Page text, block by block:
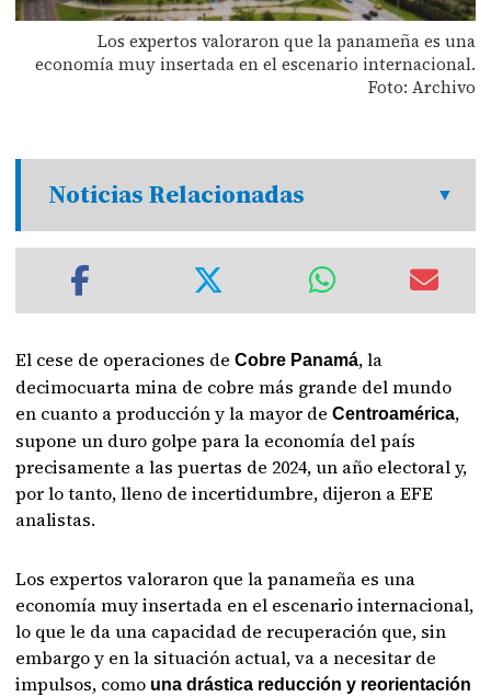
Los expertos valoraron que la panameña es una
economía muy insertada en el escenario internacional.
Foto: Archivo
Noticias Relacionadas
El cese de operaciones deCobre Panamá, la
decimocuarta mina de cobre más grande del mundo
en cuanto a producción y la mayor deCentroamérica,
supone un duro golpe para la economía del país
precisamente a las puertas de 2024, un año electoral y,
por lo tanto, lleno de incertidumbre, dijeron a EFE
analistas.
Los expertos valoraron que la panameña es una
economía muy insertada en el escenario internacional,
lo que le da una capacidad de recuperación que, sin
embargo y en la situación actual, va a necesitar de
impulsos, como una drástica reducción y reorientación